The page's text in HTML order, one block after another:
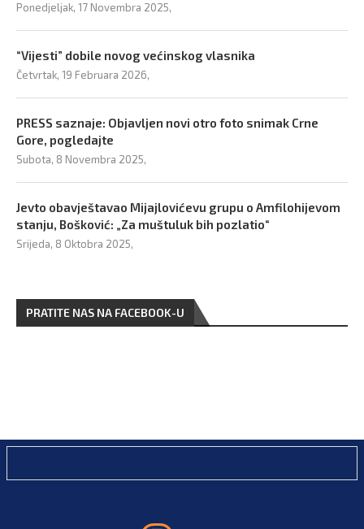
Ponedjeljak, 17 Novembra 2025,
“Vijesti” dobile novog većinskog vlasnika
Četvrtak, 19 Februara 2026,
PRESS saznaje: Objavljen novi otro foto snimak Crne
Gore, pogledajte
Subota, 8 Novembra 2025,
Jevto obavještavao Mijajlovićevu grupu o Amfilohijevom
stanju, Bošković: „Za muštuluk bih pozlatio“
Srijeda, 8 Oktobra 2025,
PRATITE NAS NA FACEBOOK-U